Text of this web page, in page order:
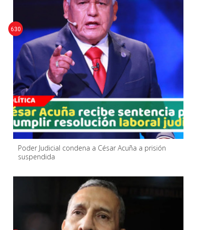
Poder Judicial condena a César Acuña a prisión
suspendida
630